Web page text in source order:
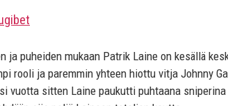
puheiden mukaan Patrik Laine on kesällä
rooli ja paremmin yhteen hiottu vitja Johnny
vuotta sitten Laine paukutti puhtaana